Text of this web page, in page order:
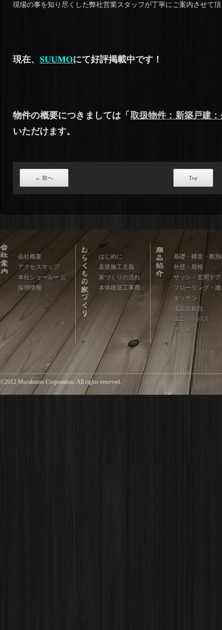
現場の事を知り尽くした弊社営業スタッフが丁寧にご案内させて
現在、 SUUMOにて好評掲載中です！
物件の概要につきましては「 取扱物件：新築戸建
いただけます。
← 前へ Top
会社概要
アクセスマップ
本社ショールーム
採用情報
はじめに
直接施工主義
家づくりの流れ
本体建築工事費
基礎・構造・断
外壁・屋根
サッシ・玄関ドア
フローリング・
キッチン
洗面化粧台
ユニットバス
トイレ
©2012 Murakumo Corporation. All rights reserved.